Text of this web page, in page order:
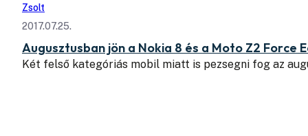
Zsolt
2017.07.25.
Augusztusban jön a Nokia 8 és a Moto Z2 Force
Két felső kategóriás mobil miatt is pezsegni fog az